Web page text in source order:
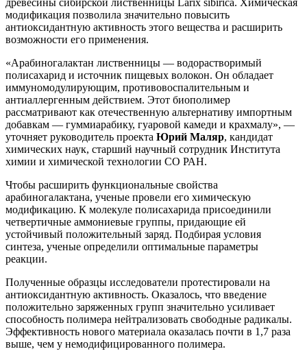
модификация позволила значительно повысить
антиоксидантную активность этого вещества и расширить
возможности его применения.
«Арабиногалактан лиственницы — водорастворимый
полисахарид и источник пищевых волокон. Он обладает
иммуномодулирующим, противовоспалительным и
антиаллергенным действием. Этот биополимер
рассматривают как отечественную альтернативу импортным
добавкам — гуммиарабику, гуаровой камеди и крахмалу», —
уточняет руководитель проекта Юрий Маляр, кандидат
химических наук, старший научный сотрудник Института
химии и химической технологии СО РАН.
Чтобы расширить функциональные свойства
арабиногалактана, ученые провели его химическую
модификацию. К молекуле полисахарида присоединили
четвертичные аммониевые группы, придающие ей
устойчивый положительный заряд. Подбирая условия
синтеза, ученые определили оптимальные параметры
реакции.
Полученные образцы исследователи протестировали на
антиоксидантную активность. Оказалось, что введение
положительно заряженных групп значительно усиливает
способность полимера нейтрализовать свободные радикалы.
Эффективность нового материала оказалась почти в 1,7 раза
выше, чем у немодифицированного полимера.